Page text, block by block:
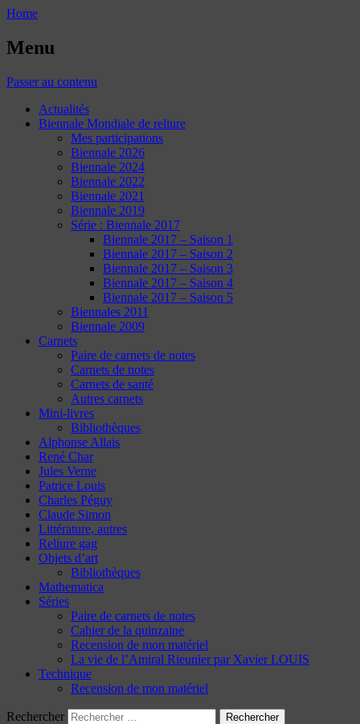
Home
Menu
Passer au contenu
Actualités
Biennale Mondiale de reliure
Mes participations
Biennale 2026
Biennale 2024
Biennale 2022
Biennale 2021
Biennale 2019
Série : Biennale 2017
Biennale 2017 – Saison 1
Biennale 2017 – Saison 2
Biennale 2017 – Saison 3
Biennale 2017 – Saison 4
Biennale 2017 – Saison 5
Biennales 2011
Biennale 2009
Carnets
Paire de carnets de notes
Carnets de notes
Carnets de santé
Autres carnets
Mini-livres
Bibliothèques
Alphonse Allais
René Char
Jules Verne
Patrice Louis
Charles Péguy
Claude Simon
Littérature, autres
Reliure gag
Objets d’art
Bibliothèques
Mathematica
Séries
Paire de carnets de notes
Cahier de la quinzaine
Recension de mon matériel
La vie de l’Amiral Rieunier par Xavier LOUIS
Technique
Recension de mon matériel
Rechercher